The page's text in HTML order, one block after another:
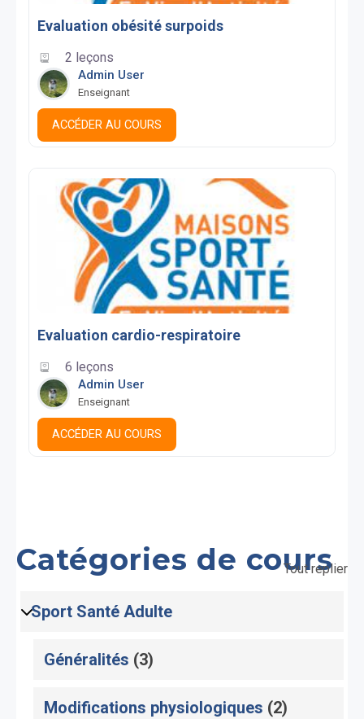
Evaluation obésité surpoids
2 leçons
Admin User
Enseignant
ACCÉDER AU COURS
Evaluation cardio-respiratoire
6 leçons
Admin User
Enseignant
ACCÉDER AU COURS
Catégories de cours
Tout replier
Sport Santé Adulte
Généralités (3)
Modifications physiologiques (2)